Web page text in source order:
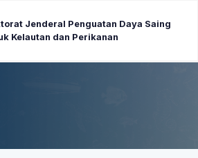
Jenderal Penguatan Daya Saing
Kelautan dan Perikanan